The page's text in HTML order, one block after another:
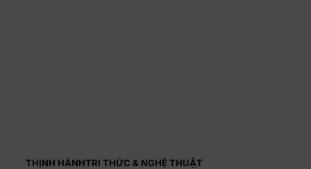
THỊNH HÀNHTRI THỨC & NGHỆ THUẬT